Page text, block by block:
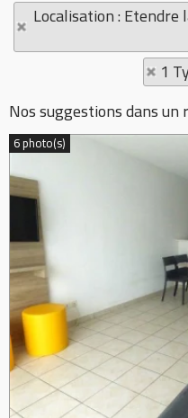
Localisation : Etendre
1
Nos suggestions dans
6 photo(s)